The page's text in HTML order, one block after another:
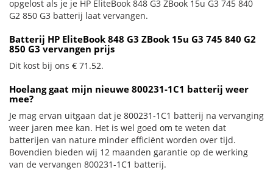
opgelost als je je HP EliteBook 848 G3 ZBook 15u G3 745 840
G2 850 G3 batterij laat vervangen.
Batterij HP EliteBook 848 G3 ZBook 15u G3 745 840 G2
850 G3 vervangen prijs
Dit kost bij ons € 71.52.
Hoelang gaat mijn nieuwe 800231-1C1 batterij weer
mee?
Je mag ervan uitgaan dat je 800231-1C1 batterij na vervanging
weer jaren mee kan. Het is wel goed om te weten dat
batterijen van nature minder efficiënt worden over tijd.
Bovendien bieden wij 12 maanden garantie op de werking
van de vervangen 800231-1C1 batterij.